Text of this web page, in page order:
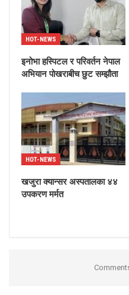
HOT-NEWS
इनोभा हस्पिटल र परिवर्तन नेपाल
अभियान पोखराबीच छुट सम्झौता
HOT-NEWS
खजुरा क्यान्सर अस्पतालका ४४
उपकरण मर्मत